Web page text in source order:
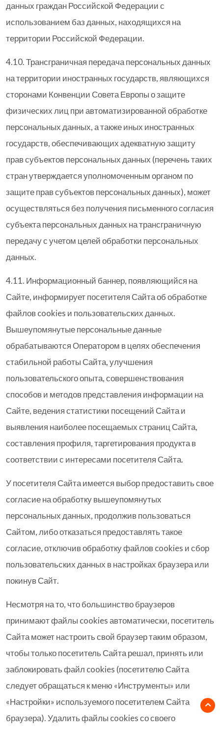
данных граждан Российской Федерации с
использованием баз данных, находящихся на
территории Российской Федерации.
4.10. Трансграничная передача персональных данных
на территории иностранных государств, являющихся
сторонами Конвенции Совета Европы о защите
физических лиц при автоматизированной обработке
персональных данных, а также иных иностранных
государств, обеспечивающих адекватную защиту
прав субъектов персональных данных (перечень таких
стран утверждается уполномоченным органом по
защите прав субъектов персональных данных), может
осуществляться без получения письменного согласия
субъекта персональных данных на трансграничную
передачу с учетом целей обработки персональных
данных.
4.11. Информационный баннер, появляющийся на
Сайте, информирует посетителя Сайта об обработке
файлов cookies и пользовательских данных.
Вышеупомянутые персональные данные
обрабатываются Оператором в целях обеспечения
стабильной работы Сайта, улучшения
пользовательского опыта, совершенствования
способов и методов представления информации на
Сайте, ведения статистики посещений Сайта и
выявления наиболее посещаемых страниц Сайта,
составления профиля, таргетирования продукта в
соответствии с интересами посетителя Сайта.
У посетителя Сайта имеется выбор предоставить свое
согласие на обработку вышеупомянутых
персональных данных, продолжив пользоваться
Сайтом, либо отказаться предоставлять такое
согласие, отключив обработку файлов cookies и сбор
пользовательских данных в настройках браузера или
покинув Сайт.
Несмотря на то, что большинство браузеров
принимают файлы cookies автоматически, посетитель
Сайта может настроить свой браузер таким образом,
чтобы только посетитель Сайта решал, принять или
заблокировать файл cookies (посетителю Сайта
следует обращаться к меню «Инструменты» или
«Настройки» используемого посетителем Сайта
браузера). Удалить файлы cookies со своего